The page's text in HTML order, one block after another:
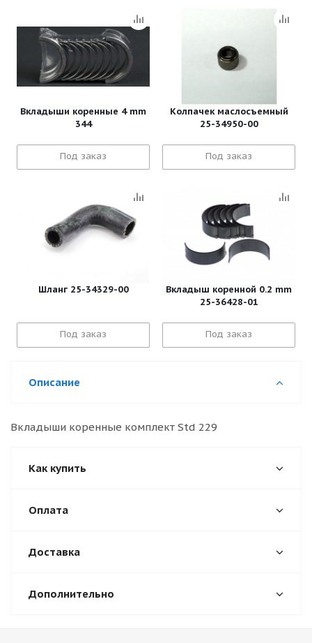
Вкладыши коренные 4 mm
344
Под заказ
Колпачек маслосъемный
25-34950-00
Под заказ
Шланг 25-34329-00
Под заказ
Вкладыш коренной 0.2 mm
25-36428-01
Под заказ
Описание
Вкладыши коренные комплект Std 229
Как купить
Оплата
Доставка
Дополнительно